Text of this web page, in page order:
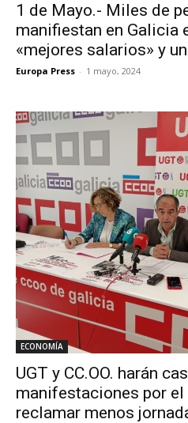
1 de Mayo.- Miles de
manifiestan en Galicia
«mejores salarios» y
Europa Press - 1 mayo, 2024
ECONOMÍA
UGT y CC.OO. harán
manifestaciones por el
reclamar menos